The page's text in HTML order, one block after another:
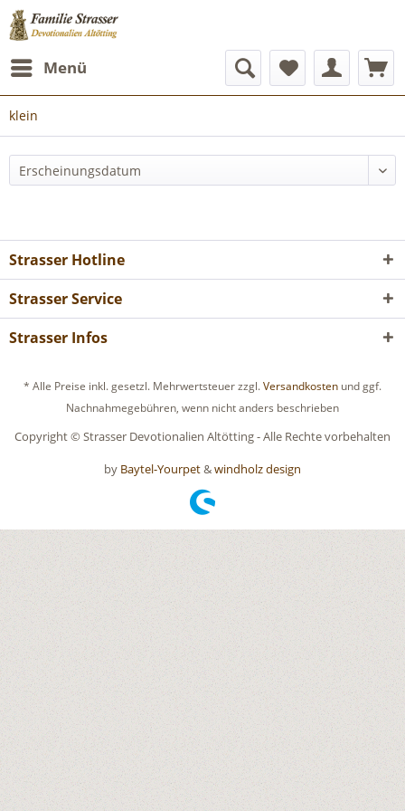
Menü
klein
Strasser Hotline
Strasser Service
Strasser Infos
* Alle Preise inkl. gesetzl. Mehrwertsteuer zzgl.Versandkosten und ggf.
Nachnahmegebühren, wenn nicht anders beschrieben
Copyright © Strasser Devotionalien Altötting - Alle Rechte vorbehalten
by Baytel-Yourpet&windholz design